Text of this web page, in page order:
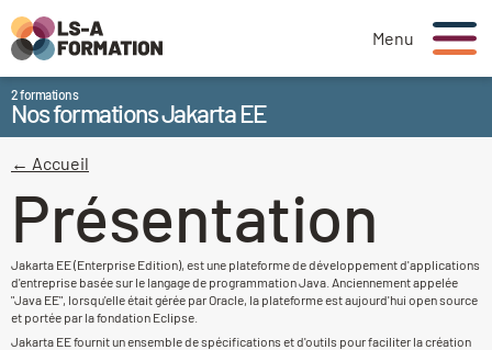
Menu
2 formations
Nos formations Jakarta EE
← Accueil
Présentation
Jakarta EE (Enterprise Edition), est une plateforme de développement d'applications
d'entreprise basée sur le langage de programmation Java. Anciennement appelée
"Java EE", lorsqu'elle était gérée par Oracle, la plateforme est aujourd'hui open source
et portée par la fondation Eclipse.
Jakarta EE fournit un ensemble de spécifications et d'outils pour faciliter la création